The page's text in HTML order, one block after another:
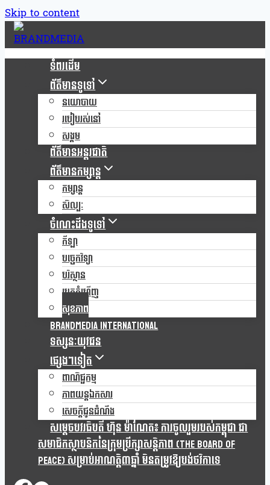
Skip to content
ទំពរដើម
ព័ត៌មានទូទៅ
នយោបាយ
របៀបរស់នៅ
សង្គម
ព័ត៌មានអន្តរជាតិ
ព័ត៌មានកម្សាន្ត
កម្សាន្ត
សិល្បៈ
ចំណេះដឹងទូទៅ
កីឡា
បច្ចេកវិទ្យា
បរិស្ថាន
របកគំហើញ
សុខភាព
Brandmedia international
ទស្សនៈយុវជន
ផ្សេងៗទៀត
ពាណិជ្ជកម្ម
ភាពយន្តឯកសារ
សេចក្តីជូនដំណឹង
សម្តេចបវរធិបតី ហ៊ុន ម៉ាណែត៖ ការចូលរួមរបស់កម្ពុជា ជា
សមាជិកស្ថាបនិកនៃក្រុមប្រឹក្សាសន្តិភាព (The Board Of
Peace) សម្រាប់អាណត្តិ៣ឆ្នាំ មិនតម្រូវឱ្យបង់ថវិកាទេ